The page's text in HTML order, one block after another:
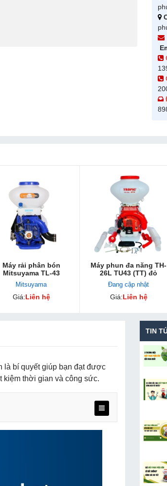
Máy rải phân bón
Mitsuyama TL-43
Mitsuyama
Giá:Liên hệ
Máy phun đa năng TH-
26L TU43 (TT) đỏ
Đang cập nhật
Giá:Liên hệ
là bí quyết giúp bạn đạt được
kiệm thời gian và công sức.
TIN